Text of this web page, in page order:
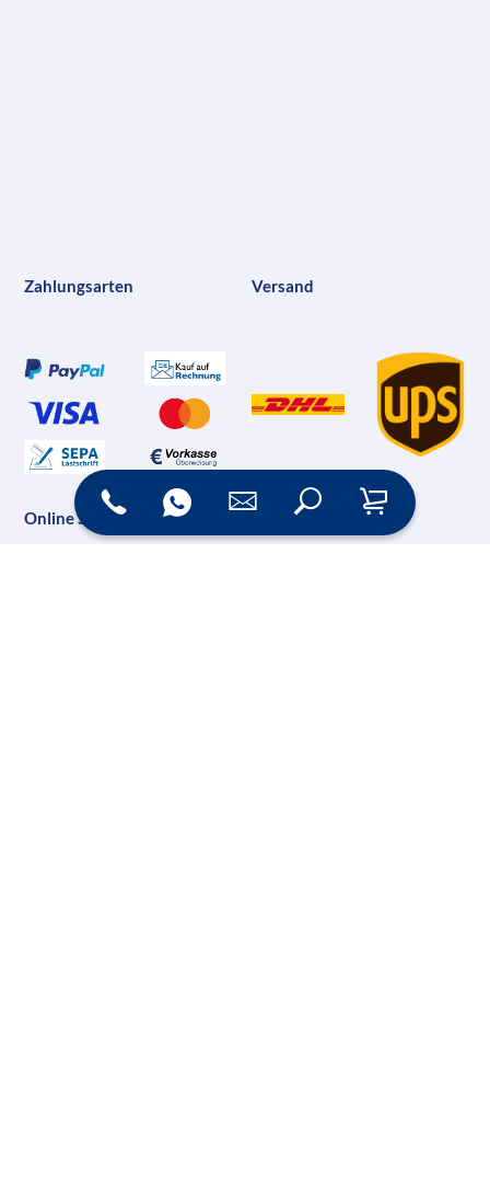
Zahlungsarten Versand
Online Shop